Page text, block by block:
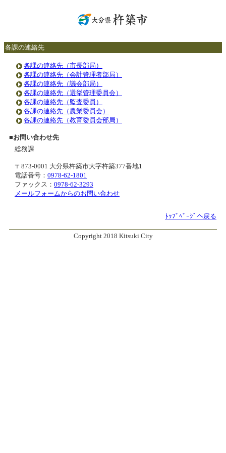
各課の連絡先
各課の連絡先（市長部局）
各課の連絡先（会計管理者部局）
各課の連絡先（議会部局）
各課の連絡先（選挙管理委員会）
各課の連絡先（監査委員）
各課の連絡先（農業委員会）
各課の連絡先（教育委員会部局）
■お問い合わせ先
総務課
〒873-0001 大分県杵築市大字杵築377番地1
電話番号： 0978-62-1801
ファックス： 0978-62-3293
メールフォームからのお問い合わせ
ﾄｯﾌﾟﾍﾟｰｼﾞへ戻る
Copyright 2018 Kitsuki City